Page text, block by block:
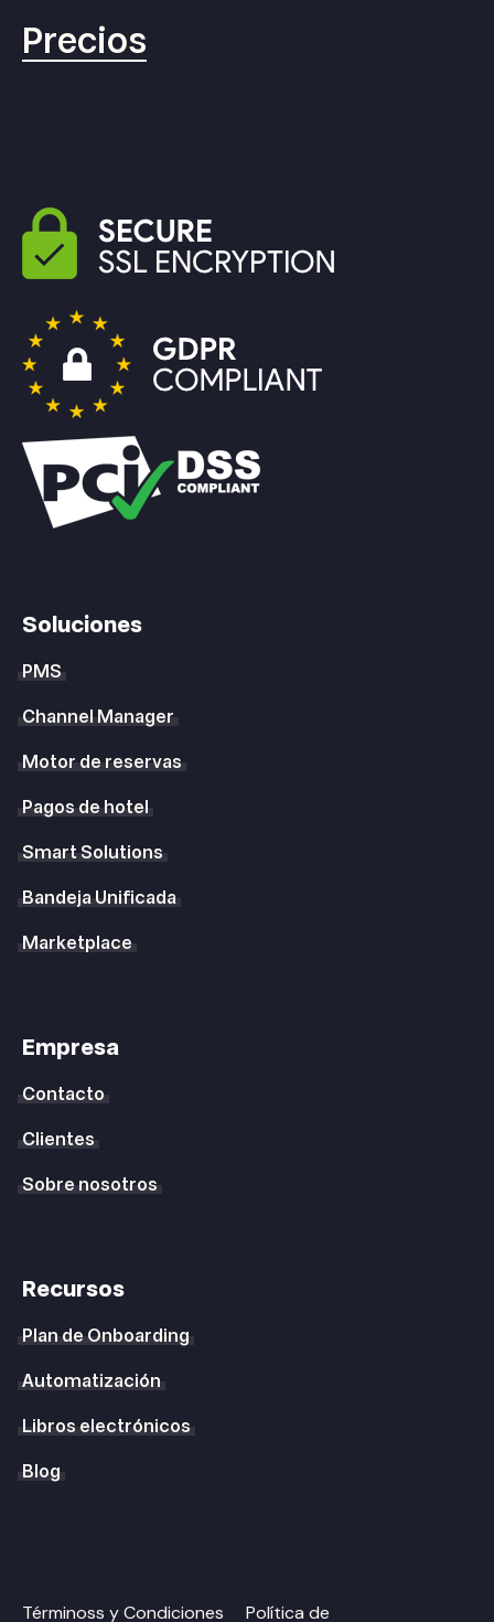
Precios
Soluciones
PMS
Channel Manager
Motor de reservas
Pagos de hotel
Smart Solutions
Bandeja Unificada
Marketplace
Empresa
Contacto
Clientes
Sobre nosotros
Recursos
Plan de Onboarding
Automatización
Libros electrónicos
Blog
Términoss y Condiciones Política de